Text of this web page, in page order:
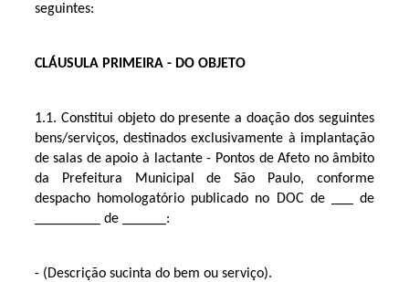
seguintes:
CLÁUSULA PRIMEIRA - DO OBJETO
1.1. Constitui objeto do presente a doação dos seguintes
bens/serviços, destinados exclusivamente à implantação
de salas de apoio à lactante - Pontos de Afeto no âmbito
da Prefeitura Municipal de São Paulo, conforme
despacho homologatório publicado no DOC de ___ de
_________ de ______:
- (Descrição sucinta do bem ou serviço).